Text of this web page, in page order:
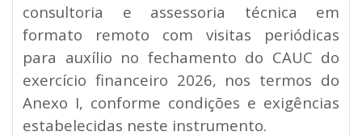
consultoria e assessoria técnica em
formato remoto com visitas periódicas
para auxílio no fechamento do CAUC do
exercício financeiro 2026, nos termos do
Anexo I, conforme condições e exigências
estabelecidas neste instrumento.